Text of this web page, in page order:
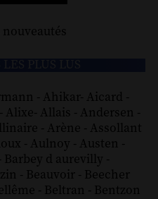
nouveautés
- Ahikar- Aicard -
- Alixe- Allais - Andersen -
- Arène - Assollant
- Aulnoy - Austen -
Barbey d aurevilly -
- Beauvoir - Beecher
- Beltran - Bentzon